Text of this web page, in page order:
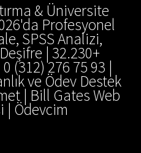
& Üniversite
Profesyonel
SPSS Analizi,
| 32.230+
0 (312) 276 75 93 |
ve Ödev Destek
| Bill Gates Web
| Ödevcim